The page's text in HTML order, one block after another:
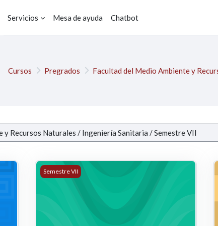
Servicios Mesa de ayuda Chatbot
Cursos Pregrados Facultad del Medio Ambiente y
DE RESIDUOS SOLIDOS (EDWAR LEONARDO TOVAR
18111813 - ALCANTARILLADOS (DIEGO
Semestre VII